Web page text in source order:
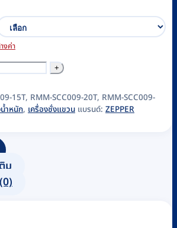
งค่า
15T, RMM-SCC009-20T, RMM-SCC009-
ำหนัก, เครื่องชั่งแขวน แบรนด์: ZEPPER
ม